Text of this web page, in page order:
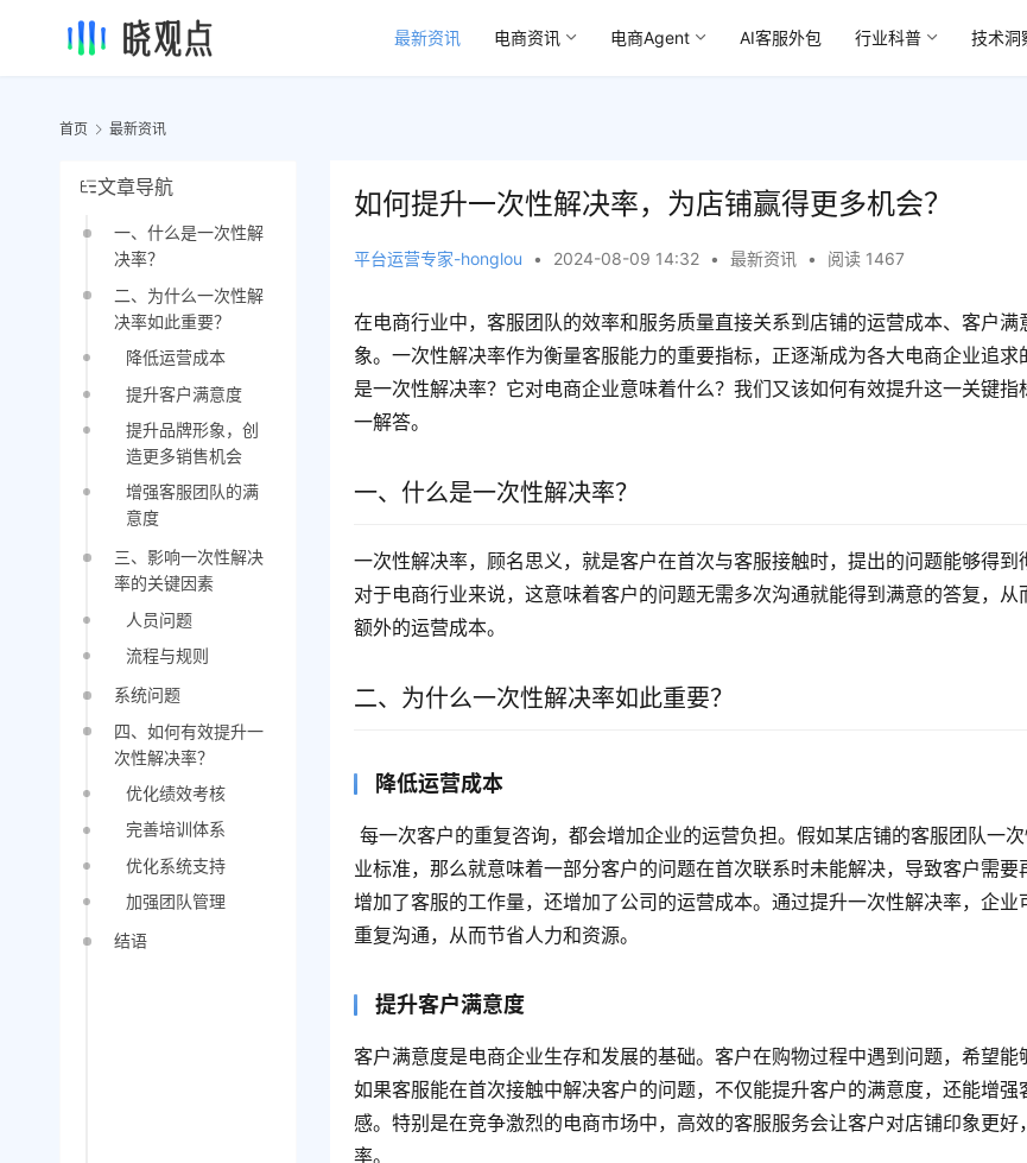
最新资讯 电商资讯 电商Agent AI客服外包 行业科普 技术洞
首页 最新资讯
文章导航
一、什么是一次性解
决率？
二、为什么一次性解
决率如此重要？
降低运营成本
提升客户满意度
提升品牌形象，创
造更多销售机会
增强客服团队的满
意度
三、影响一次性解决
率的关键因素
人员问题
流程与规则
系统问题
四、如何有效提升一
次性解决率？
优化绩效考核
完善培训体系
优化系统支持
加强团队管理
结语
如何提升一次性解决率，为店铺赢得更多机会？
平台运营专家-honglou • 2024-08-09 14:32 • 最新资讯 • 阅读 1467
在电商行业中，客服团队的效率和服务质量直接关系到店铺的运营成本、客户满
象。一次性解决率作为衡量客服能力的重要指标，正逐渐成为各大电商企业追求
是一次性解决率？它对电商企业意味着什么？我们又该如何有效提升这一关键指
一解答。
一、什么是一次性解决率？
一次性解决率，顾名思义，就是客户在首次与客服接触时，提出的问题能够得到
对于电商行业来说，这意味着客户的问题无需多次沟通就能得到满意的答复，从
额外的运营成本。
二、为什么一次性解决率如此重要？
降低运营成本
每一次客户的重复咨询，都会增加企业的运营负担。假如某店铺的客服团队一次性解决率未达到行
业标准，那么就意味着一部分客户的问题在首次联系时未能解决，导致客户需要
增加了客服的工作量，还增加了公司的运营成本。通过提升一次性解决率，企业
重复沟通，从而节省人力和资源。
提升客户满意度
客户满意度是电商企业生存和发展的基础。客户在购物过程中遇到问题，希望能
如果客服能在首次接触中解决客户的问题，不仅能提升客户的满意度，还能增强
感。特别是在竞争激烈的电商市场中，高效的客服服务会让客户对店铺印象更好
率。